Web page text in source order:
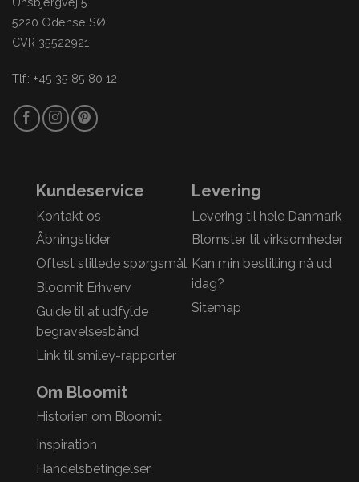
5220 Odense SØ
CVR 35522921
Tlf.: +45 35 85 80 12
Kundeservice
Kontakt os
Åbningstider
Oftest stillede spørgsmål
Bloomit Erhverv
Guide til at udfylde
begravelsesbånd
Link til smiley-rapporter
Levering
Levering til hele Danmark
Blomster til virksomheder
Kan min bestilling nå ud
idag?
Sitemap
Om Bloomit
Historien om Bloomit
Inspiration
Handelsbetingelser